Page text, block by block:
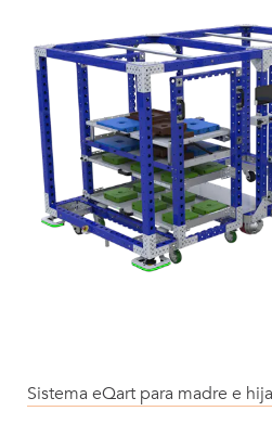
Sistema eQart para madre e